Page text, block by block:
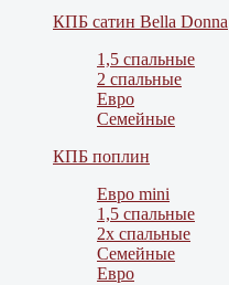
КПБ сатин Bella Donna
1,5 спальные
2 спальные
Евро
Семейные
КПБ поплин
Евро mini
1,5 спальные
2х спальные
Семейные
Евро